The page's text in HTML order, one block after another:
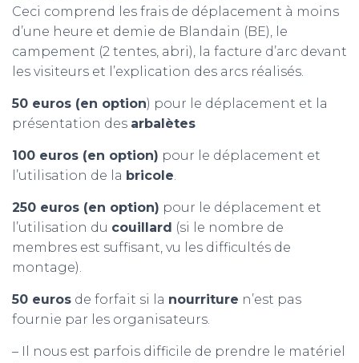
Ceci comprend les frais de déplacement à moins
d’une heure et demie de Blandain (BE), le
campement (2 tentes, abri), la facture d’arc devant
les visiteurs et l’explication des arcs réalisés.
50 euros (en option) pour le déplacement et la
présentation des arbalètes
100 euros (en option) pour le déplacement et
l’utilisation de la bricole.
250 euros (en option) pour le déplacement et
l’utilisation du couillard (si le nombre de
membres est suffisant, vu les difficultés de
montage).
50 euros de forfait si la nourriture n’est pas
fournie par les organisateurs.
– Il nous est parfois difficile de prendre le matériel